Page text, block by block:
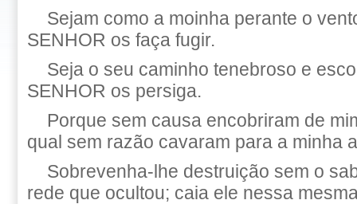
Sejam como a moinha perante o
SENHOR os faça fugir.
Seja o seu caminho tenebroso e
SENHOR os persiga.
Porque sem causa encobriram de
qual sem razão cavaram para a minha
Sobrevenha-lhe destruição sem o
rede que ocultou; caia ele nessa